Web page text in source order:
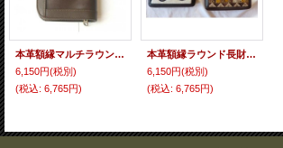
本革額縁マルチラウンドバース 全2色
6,150円(税別)
(税込: 6,765円)
本革額縁ラウンド長財布 全2色
6,150円(税別)
(税込: 6,765円)